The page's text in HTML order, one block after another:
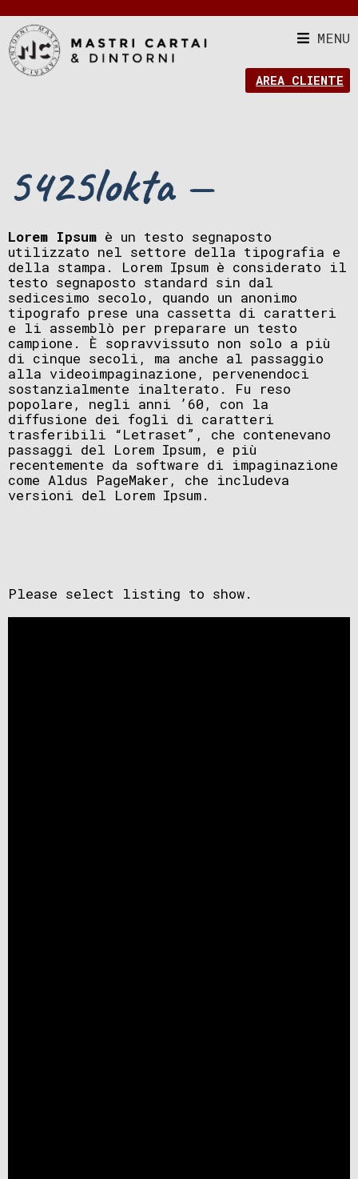
MENU
AREA CLIENTE
5425lokta —
Lorem Ipsum è un testo segnaposto
utilizzato nel settore della tipografia e
della stampa. Lorem Ipsum è considerato il
testo segnaposto standard sin dal
sedicesimo secolo, quando un anonimo
tipografo prese una cassetta di caratteri
e li assemblò per preparare un testo
campione. È sopravvissuto non solo a più
di cinque secoli, ma anche al passaggio
alla videoimpaginazione, pervenendoci
sostanzialmente inalterato. Fu reso
popolare, negli anni ’60, con la
diffusione dei fogli di caratteri
trasferibili “Letraset”, che contenevano
passaggi del Lorem Ipsum, e più
recentemente da software di impaginazione
come Aldus PageMaker, che includeva
versioni del Lorem Ipsum.
Please select listing to show.